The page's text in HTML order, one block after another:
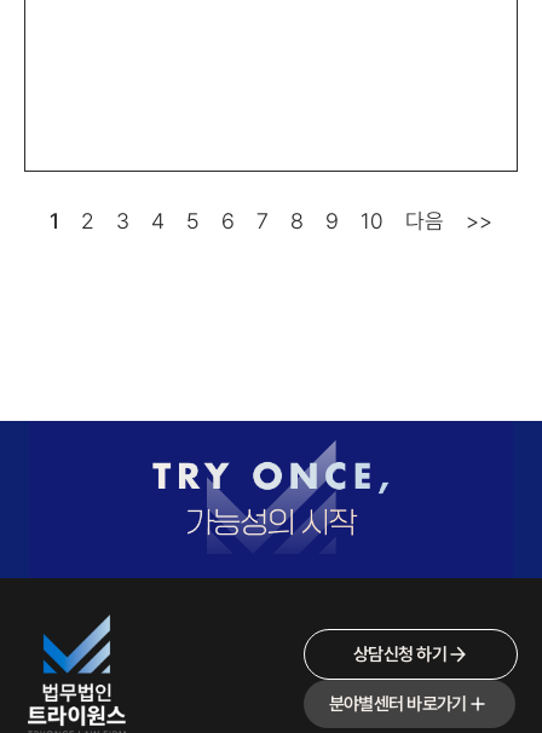
1 2 3 4 5 6 7 8 9 10 다음 >>
상담신청 하기
분야별센터 바로가기